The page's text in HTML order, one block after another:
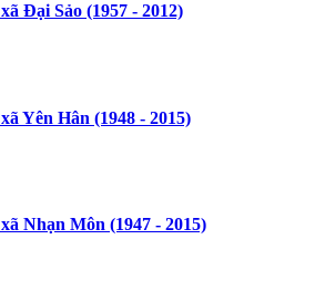
Đại Sảo (1957 - 2012)
Yên Hân (1948 - 2015)
Nhạn Môn (1947 - 2015)